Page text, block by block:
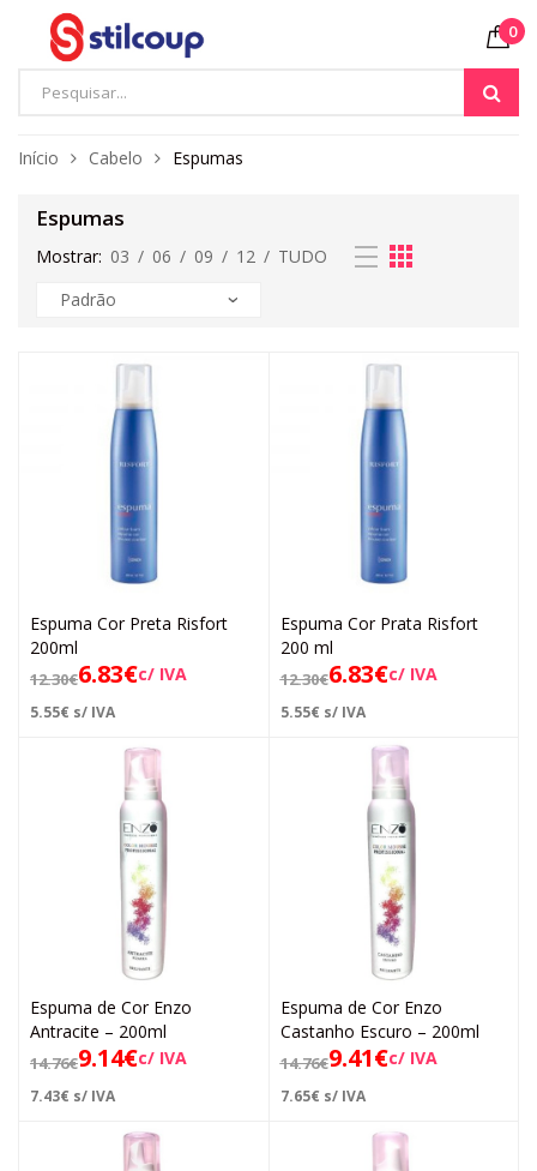
0
Início Cabelo Espumas
Espumas
Mostrar: 03 / 06 / 09 / 12 / TUDO
Espuma Cor Preta Risfort
200ml
12.30€6.83€c/ IVA
5.55€ s/ IVA
Espuma Cor Prata Risfort
200 ml
12.30€6.83€c/ IVA
5.55€ s/ IVA
Espuma de Cor Enzo
Antracite – 200ml
14.76€9.14€c/ IVA
7.43€ s/ IVA
Espuma de Cor Enzo
Castanho Escuro – 200ml
14.76€9.41€c/ IVA
7.65€ s/ IVA